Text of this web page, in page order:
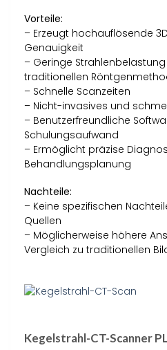
Vorteile:
– Erzeugt hochauflösende
Genauigkeit
– Geringe
traditionellen
– Schnelle Scanzeiten
– Nicht-invasives und
– Benutzerfreundliche
Schulungsaufwand
– Ermöglicht präzise
Behandlungsplanung
Nachteile:
– Keine spezifischen
Quellen
– Möglicherweise höhere
Vergleich zu traditionellen
Kegelstrahl-CT-Scanner